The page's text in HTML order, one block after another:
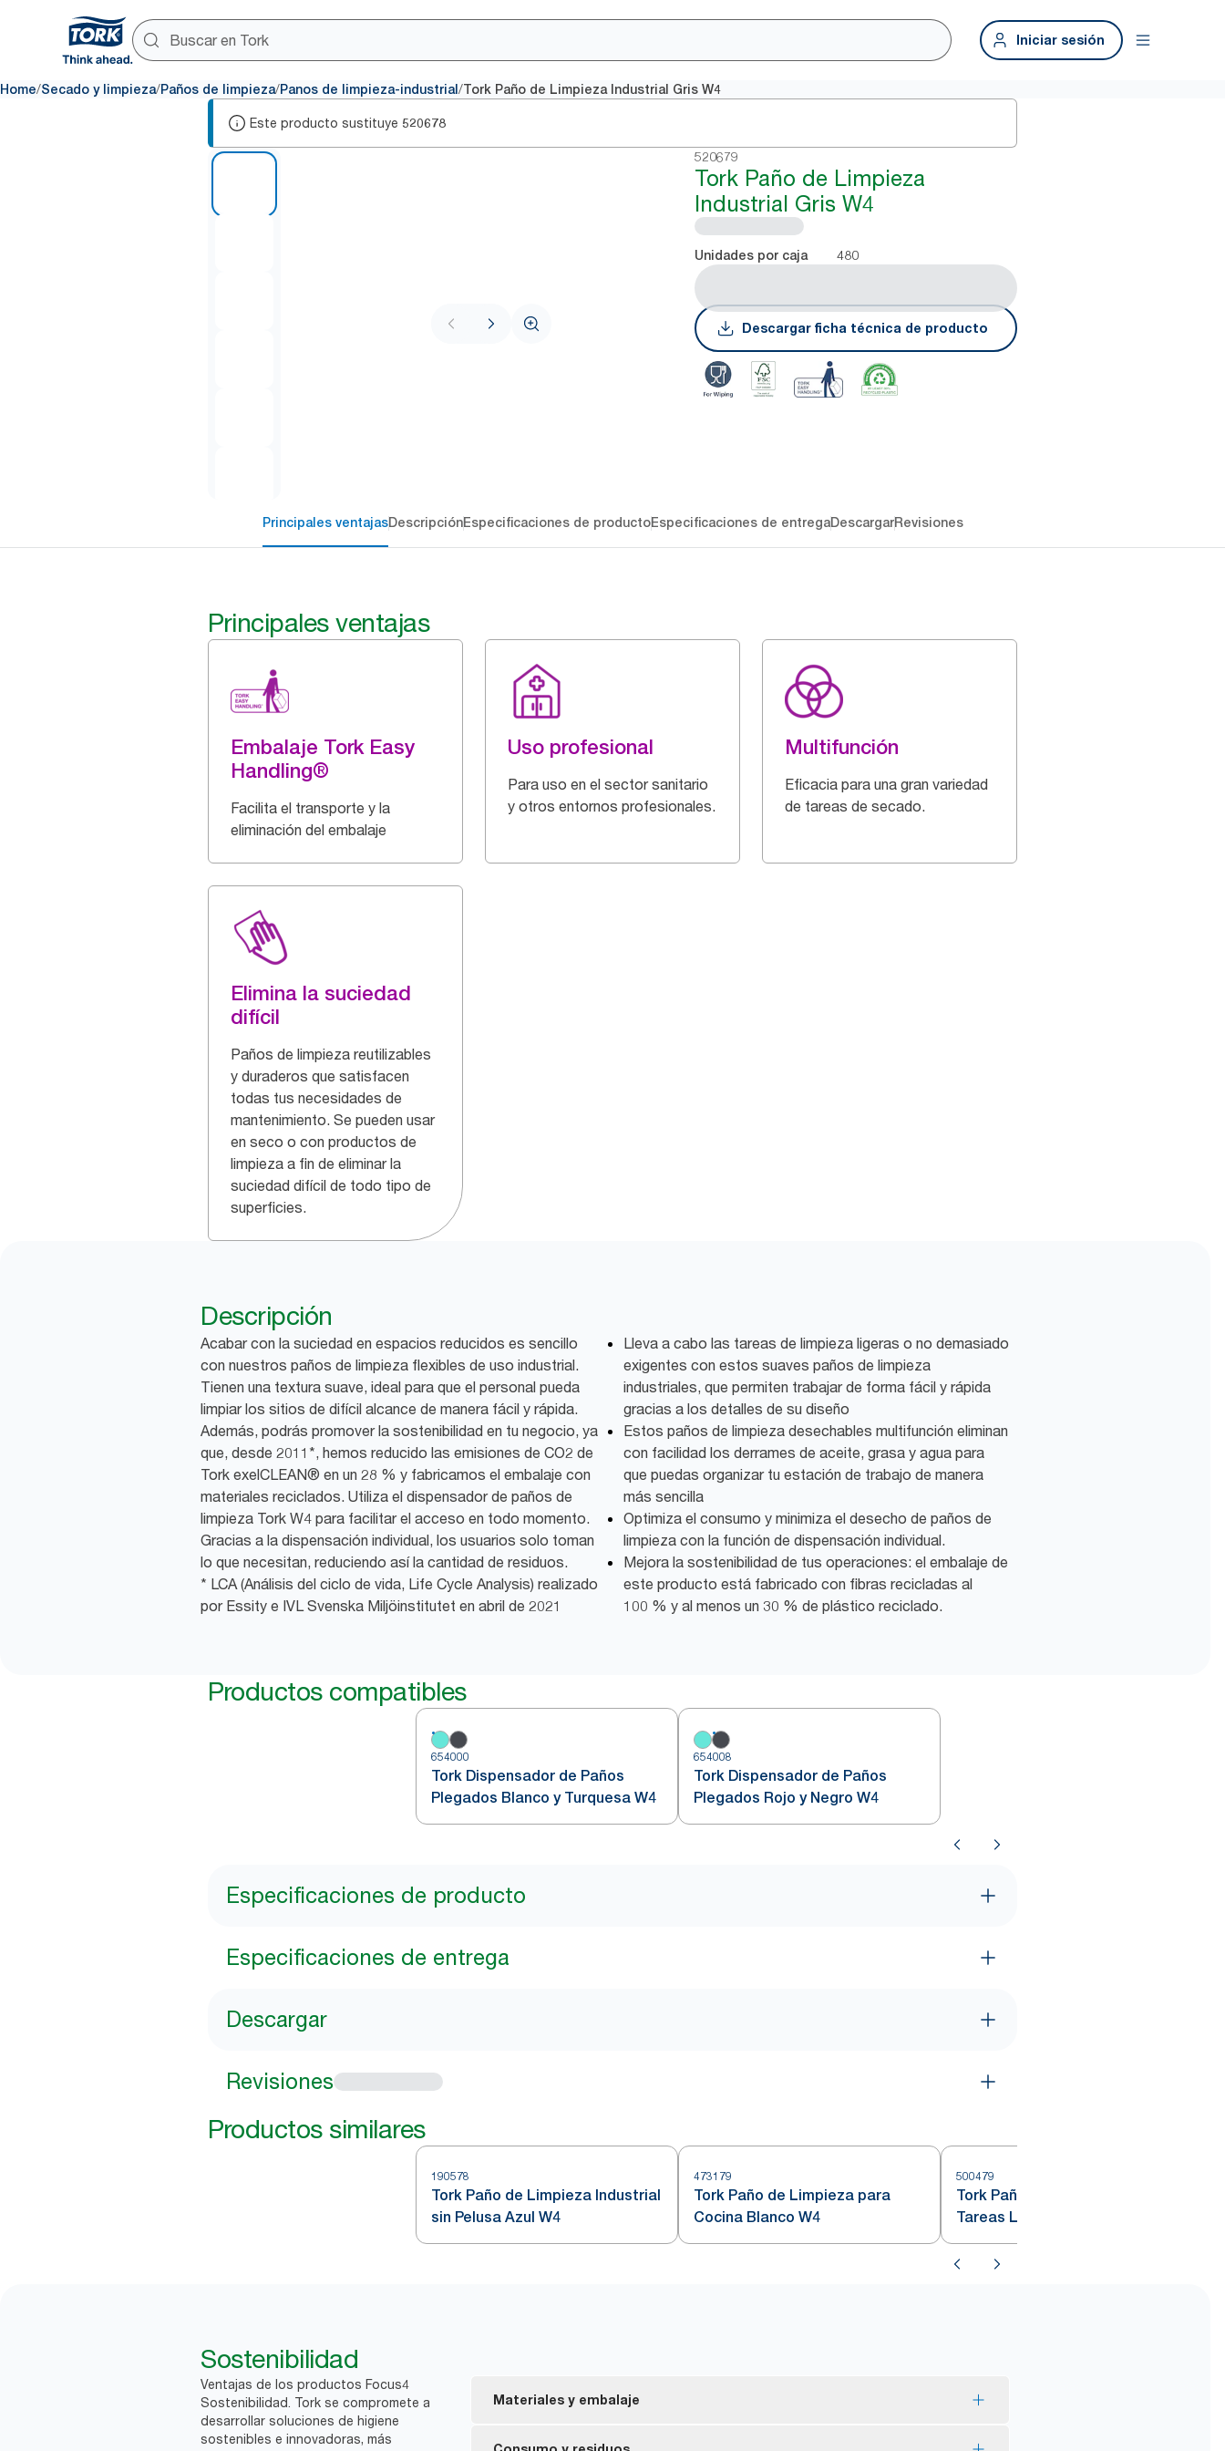
Iniciar sesión
Home/Secado y limpieza/Paños de limpieza/Panos de limpieza-industrial/Tork Paño de Limpieza Industrial Gris W4
Este producto sustituye 520678
520679
Tork Paño de Limpieza
Industrial Gris W4
Unidades por caja 480
Descargar ficha técnica de producto
Principales ventajasDescripciónEspecificaciones de productoEspecificaciones de entregaDescargarRevisiones
Principales ventajas
Embalaje Tork Easy
Handling®
Facilita el transporte y la
eliminación del embalaje
Uso profesional
Para uso en el sector sanitario
y otros entornos profesionales.
Multifunción
Eficacia para una gran variedad
de tareas de secado.
Elimina la suciedad
difícil
Paños de limpieza reutilizables
y duraderos que satisfacen
todas tus necesidades de
mantenimiento. Se pueden usar
en seco o con productos de
limpieza a fin de eliminar la
suciedad difícil de todo tipo de
superficies.
Descripción
Acabar con la suciedad en espacios reducidos es sencillo
con nuestros paños de limpieza flexibles de uso industrial.
Tienen una textura suave, ideal para que el personal pueda
limpiar los sitios de difícil alcance de manera fácil y rápida.
Además, podrás promover la sostenibilidad en tu negocio, ya
que, desde 2011*, hemos reducido las emisiones de CO2 de
Tork exelCLEAN® en un 28 % y fabricamos el embalaje con
materiales reciclados. Utiliza el dispensador de paños de
limpieza Tork W4 para facilitar el acceso en todo momento.
Gracias a la dispensación individual, los usuarios solo toman
lo que necesitan, reduciendo así la cantidad de residuos.
* LCA (Análisis del ciclo de vida, Life Cycle Analysis) realizado
por Essity e IVL Svenska Miljöinstitutet en abril de 2021
Lleva a cabo las tareas de limpieza ligeras o no demasiado
exigentes con estos suaves paños de limpieza
industriales, que permiten trabajar de forma fácil y rápida
gracias a los detalles de su diseño
Estos paños de limpieza desechables multifunción eliminan
con facilidad los derrames de aceite, grasa y agua para
que puedas organizar tu estación de trabajo de manera
más sencilla
Optimiza el consumo y minimiza el desecho de paños de
limpieza con la función de dispensación individual.
Mejora la sostenibilidad de tus operaciones: el embalaje de
este producto está fabricado con fibras recicladas al
100 % y al menos un 30 % de plástico reciclado.
Productos compatibles
654000
Tork Dispensador de Paños
Plegados Blanco y Turquesa W4
654008
Tork Dispensador de Paños
Plegados Rojo y Negro W4
Especificaciones de producto
Especificaciones de entrega
Descargar
Revisiones
Productos similares
190578
Tork Paño de Limpieza Industrial
sin Pelusa Azul W4
473179
Tork Paño de Limpieza para
Cocina Blanco W4
500479
Tork Paños de Limpieza para
Tareas Ligeras
Sostenibilidad
Ventajas de los productos Focus4
Sostenibilidad. Tork se compromete a
desarrollar soluciones de higiene
sostenibles e innovadoras, más
Materiales y embalaje
Recambios con la certificación FSC®: la fibra de origen forestal del producto